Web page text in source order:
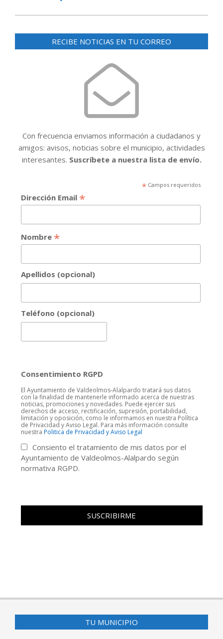
RECIBE NOTICIAS EN TU CORREO
Con frecuencia enviamos información a ciudadanos y
amigos: avisos, noticias sobre el municipio, actividades
interesantes. Suscríbete a nuestra lista de envío.
*Campos requeridos
Dirección Email *
Nombre *
Apellidos (opcional)
Teléfono (opcional)
Consentimiento RGPD
El Ayuntamiento de Valdeolmos-Alalpardo tratará sus datos
con la finalidad de mantenerle informado acerca de nuestras
noticias, promociones y novedades. Puede ejercer sus
derechos de acceso, rectificación, supresión, portabilidad,
limitación y oposición, como le informamos en nuestra Política
de Privacidad y Aviso Legal. Para más información consulte
nuestra Politica de Privacidad y Aviso Legal
Consiento el tratamiento de mis datos por el
Ayuntamiento de Valdeolmos-Alalpardo según
normativa RGPD.
TU MUNICIPIO